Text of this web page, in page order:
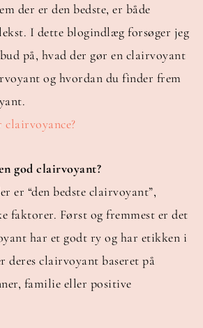
der er den bedste, er både
I dette blogindlæg forsøger jeg
på, hvad der gør en clairvoyant
og hvordan du finder frem
clairvoyance?
god clairvoyant?
er “den bedste clairvoyant”,
faktorer. Først og fremmest er det
har et godt ry og har etikken i
deres clairvoyant baseret på
familie eller positive